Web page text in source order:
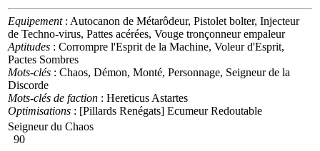
Equipement: Autocanon de Métarôdeur, Pistolet bolter, Injecteur
de Techno-virus, Pattes acérées, Vouge tronçonneur empaleur
Aptitudes : Corrompre l'Esprit de la Machine, Voleur d'Esprit,
Pactes Sombres
Mots-clés : Chaos, Démon, Monté, Personnage, Seigneur de la
Discorde
Mots-clés de faction : Hereticus Astartes
Optimisations : [Pillards Renégats] Ecumeur Redoutable
Seigneur du Chaos
90